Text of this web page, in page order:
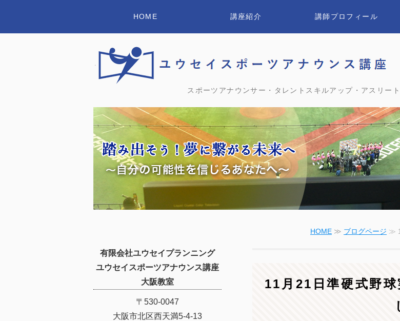
スポーツアナウンサー・タレントスキルアップ・アスリー
HOME 講座紹介 講師プロフィール
HOME ≫ ブログページ ≫
11月21日準硬式野
有限会社ユウセイプランニング
ユウセイスポーツアナウンス講座
大阪教室
〒530-0047
大阪市北区西天満5-4-13